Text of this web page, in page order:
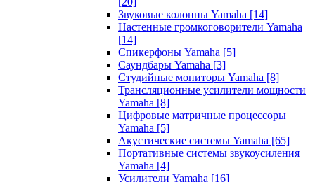
Звуковые колонны Yamaha [14]
Настенные громкоговорители Yamaha
[14]
Спикерфоны Yamaha [5]
Саундбары Yamaha [3]
Студийные мониторы Yamaha [8]
Трансляционные усилители мощности
Yamaha [8]
Цифровые матричные процессоры
Yamaha [5]
Акустические системы Yamaha [65]
Портативные системы звукоусиления
Yamaha [4]
Усилители Yamaha [16]